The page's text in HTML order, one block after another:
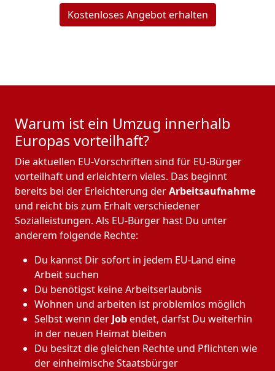
Kostenloses Angebot erhalten
Warum ist ein Umzug innerhalb
Europas vorteilhaft?
Die aktuellen EU-Vorschriften sind für EU-Bürger
vorteilhaft und erleichtern vieles. Das beginnt
bereits bei der Erleichterung derArbeitsaufnahme
und reicht bis zum Erhalt verschiedener
Sozialleistungen. Als EU-Bürger hast Du unter
anderem folgende Rechte:
Du kannst Dir sofort in jedem EU-Land eine
Arbeit suchen
Du benötigst keine Arbeitserlaubnis
Wohnen und arbeiten ist problemlos möglich
Selbst wenn der Jobendet, darfst Du weiterhin
in der neuen Heimat bleiben
Du besitzt die gleichen Rechte und Pflichten wie
der einheimische Staatsbürger